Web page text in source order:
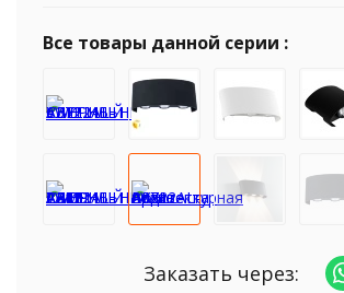
Все товары данной серии :
Заказать через: